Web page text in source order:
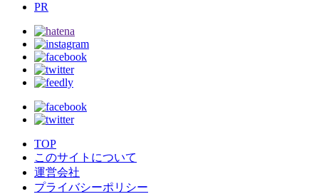
PR
TOP
このサイトについて
運営会社
プライバシーポリシー